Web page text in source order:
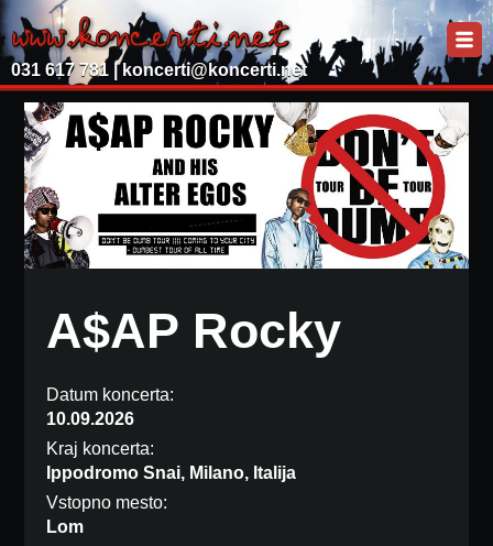
031 617 781 | koncerti@koncerti.net
A$AP Rocky
Datum koncerta:
10.09.2026
Kraj koncerta:
Ippodromo Snai, Milano, Italija
Vstopno mesto:
Lom